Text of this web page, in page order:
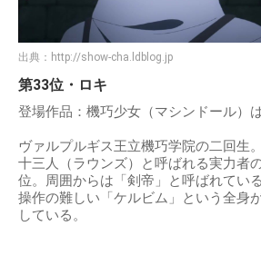
出典： http://show-cha.ldblog.jp
第33位・ロキ
登場作品：機巧少女（マシンドール）
ヴァルプルギス王立機巧学院の二回生
十三人（ラウンズ）と呼ばれる実力者
位。周囲からは「剣帝」と呼ばれている
操作の難しい「ケルビム」という全身
している。